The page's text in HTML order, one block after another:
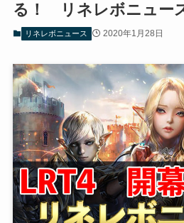
る！ リネレボニュー
リネレボニュース 2020年1月28日